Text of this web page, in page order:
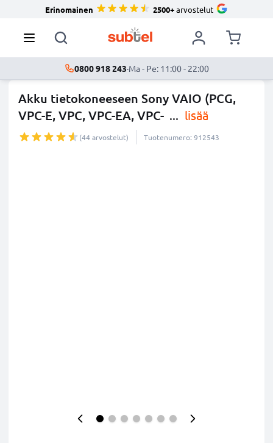
Erinomainen 2500+arvostelut
0800 918 243·Ma - Pe: 11:00 - 22:00
Akku tietokoneeseen Sony VAIO (PCG,
VPC-E, VPC, VPC-EA, VPC- ... lisää
(44 arvostelut) Tuotenumero: 912543